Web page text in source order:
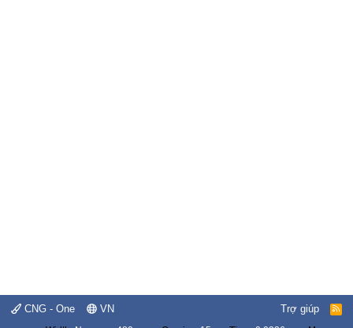
CNG - One VN Trợ giúp
R